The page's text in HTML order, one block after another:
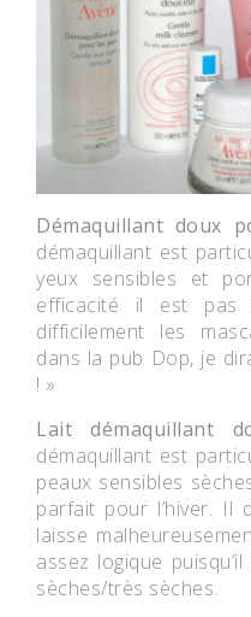
Démaquillant doux
démaquillant est
yeux sensibles et
efficacité il est pas
difficilement les
dans la pub Dop, je
! »
Lait démaquillant
démaquillant est
peaux sensibles
parfait pour l’hiver. Il
laisse
assez logique
sèches/très sèches.